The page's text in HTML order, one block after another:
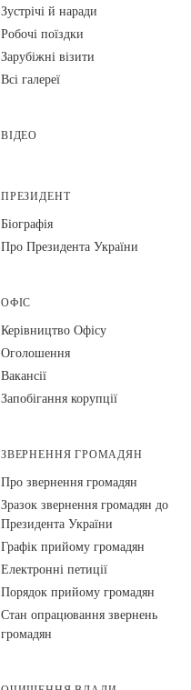
Зустрічі й наради
Робочі поїздки
Зарубіжні візити
Всі галереї
ВІДЕО
ПРЕЗИДЕНТ
Біографія
Про Президента України
ОФІС
Керівництво Офісу
Оголошення
Вакансії
Запобігання корупції
ЗВЕРНЕННЯ ГРОМАДЯН
Про звернення громадян
Зразок звернення громадян до
Президента України
Графік прийому громадян
Електронні петиції
Порядок прийому громадян
Стан опрацювання звернень
громадян